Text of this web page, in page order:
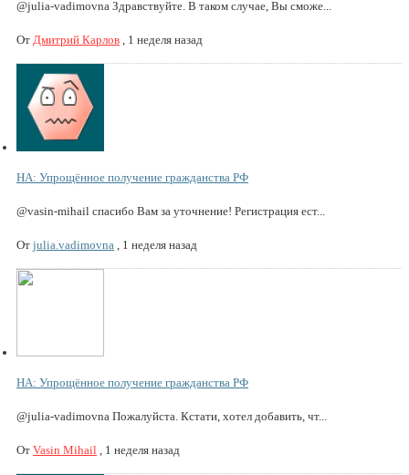
@julia-vadimovna Здравствуйте. В таком случае, Вы сможе...
От Дмитрий Карлов 1 неделя назад
НА: Упрощённое получение гражданства РФ
@vasin-mihail спасибо Вам за уточнение! Регистрация ест...
От julia.vadimovna 1 неделя назад
НА: Упрощённое получение гражданства РФ
@julia-vadimovna Пожалуйста. Кстати, хотел добавить, чт...
От Vasin Mihail 1 неделя назад